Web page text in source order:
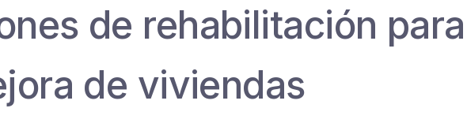
de rehabilitación para
de viviendas